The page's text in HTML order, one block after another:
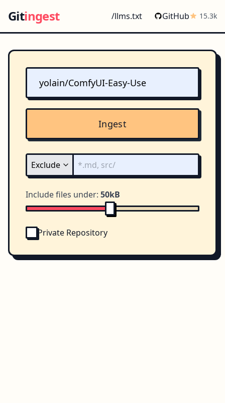
Gitingest /llms.txt GitHub 15.3k
Ingest
Include files under: 50kB
Private Repository